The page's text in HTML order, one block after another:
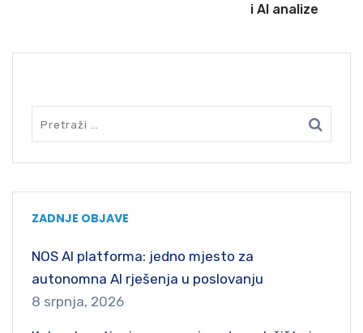
i AI analize
ZADNJE OBJAVE
NOS AI platforma: jedno mjesto za
autonomna AI rješenja u poslovanju
8 srpnja, 2026